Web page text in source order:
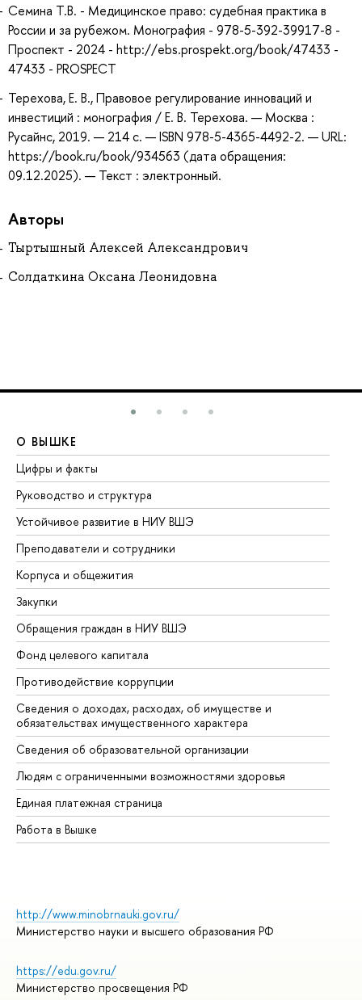
Семина Т.В. - Медицинское право: судебная практика в
России и за рубежом. Монография - 978-5-392-39917-8 -
Проспект - 2024 - http://ebs.prospekt.org/book/47433 -
47433 - PROSPECT
Терехова, Е. В., Правовое регулирование инноваций и
инвестиций : монография / Е. В. Терехова. — Москва :
Русайнс, 2019. — 214 с. — ISBN 978-5-4365-4492-2. — URL:
https://book.ru/book/934563 (дата обращения:
09.12.2025). — Текст : электронный.
Авторы
Тыртышный Алексей Александрович
Солдаткина Оксана Леонидовна
О ВЫШКЕ
Цифры и факты
Руководство и структура
Устойчивое развитие в НИУ ВШЭ
Преподаватели и сотрудники
Корпуса и общежития
Закупки
Обращения граждан в НИУ ВШЭ
Фонд целевого капитала
Противодействие коррупции
Сведения о доходах, расходах, об имуществе и
обязательствах имущественного характера
Сведения об образовательной организации
Людям с ограниченными возможностями здоровья
Единая платежная страница
Работа в Вышке
http://www.minobrnauki.gov.ru/
Министерство науки и высшего образования РФ
https://edu.gov.ru/
Министерство просвещения РФ